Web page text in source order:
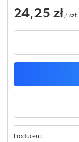
24,25 zł / szt.
Producent: